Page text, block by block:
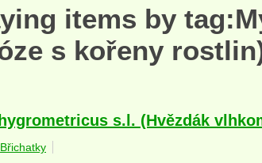
items by
s kořeny
s.l. (Hvězdák
Břichatky